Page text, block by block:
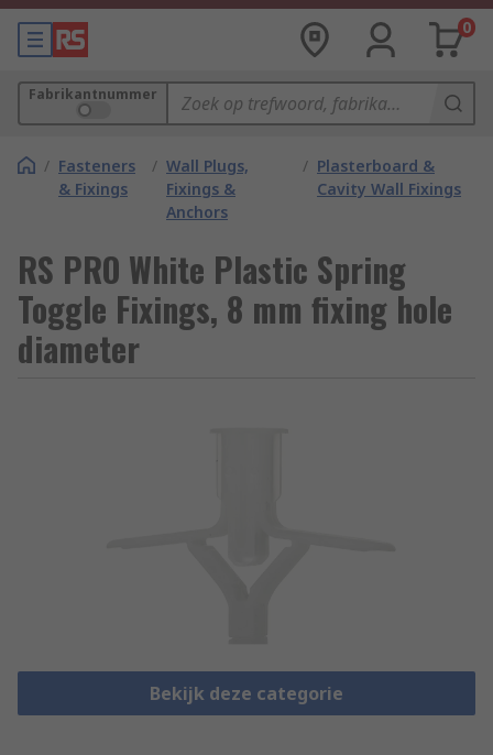
0
Fabrikantnummer
/ Fasteners
& Fixings
/ Wall Plugs,
Fixings &
Anchors
/ Plasterboard &
Cavity Wall Fixings
RS PRO White Plastic Spring
Toggle Fixings, 8 mm fixing hole
diameter
Bekijk deze categorie